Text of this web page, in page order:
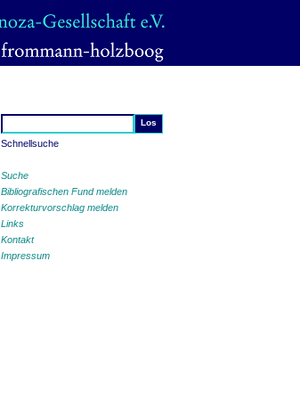
Schnellsuche
Suche
Bibliografischen Fund melden
Korrekturvorschlag melden
Links
Kontakt
Impressum